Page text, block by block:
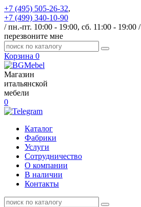
+7 (495) 505-26-32,
+7 (499) 340-10-90
/ пн.-пт. 10:00 - 19:00, сб. 11:00 - 19:00 /
перезвоните мне
Корзина 0
Магазин
итальянской
мебели
0
Каталог
Фабрики
Услуги
Сотрудничество
О компании
В наличии
Контакты